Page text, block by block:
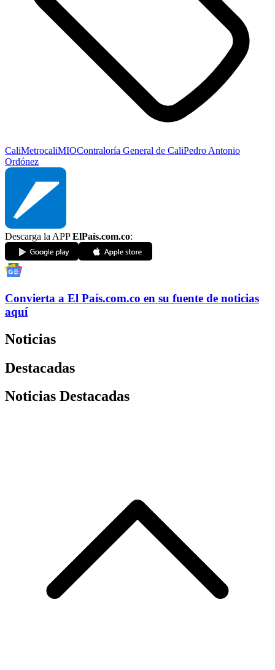
CaliMetrocaliMIOContraloría General de CaliPedro Antonio
Ordónez
Descarga la APPElPaís.com.co:
Convierta a El País.com.co en su fuente de noticias
aquí
Noticias
Destacadas
Noticias Destacadas